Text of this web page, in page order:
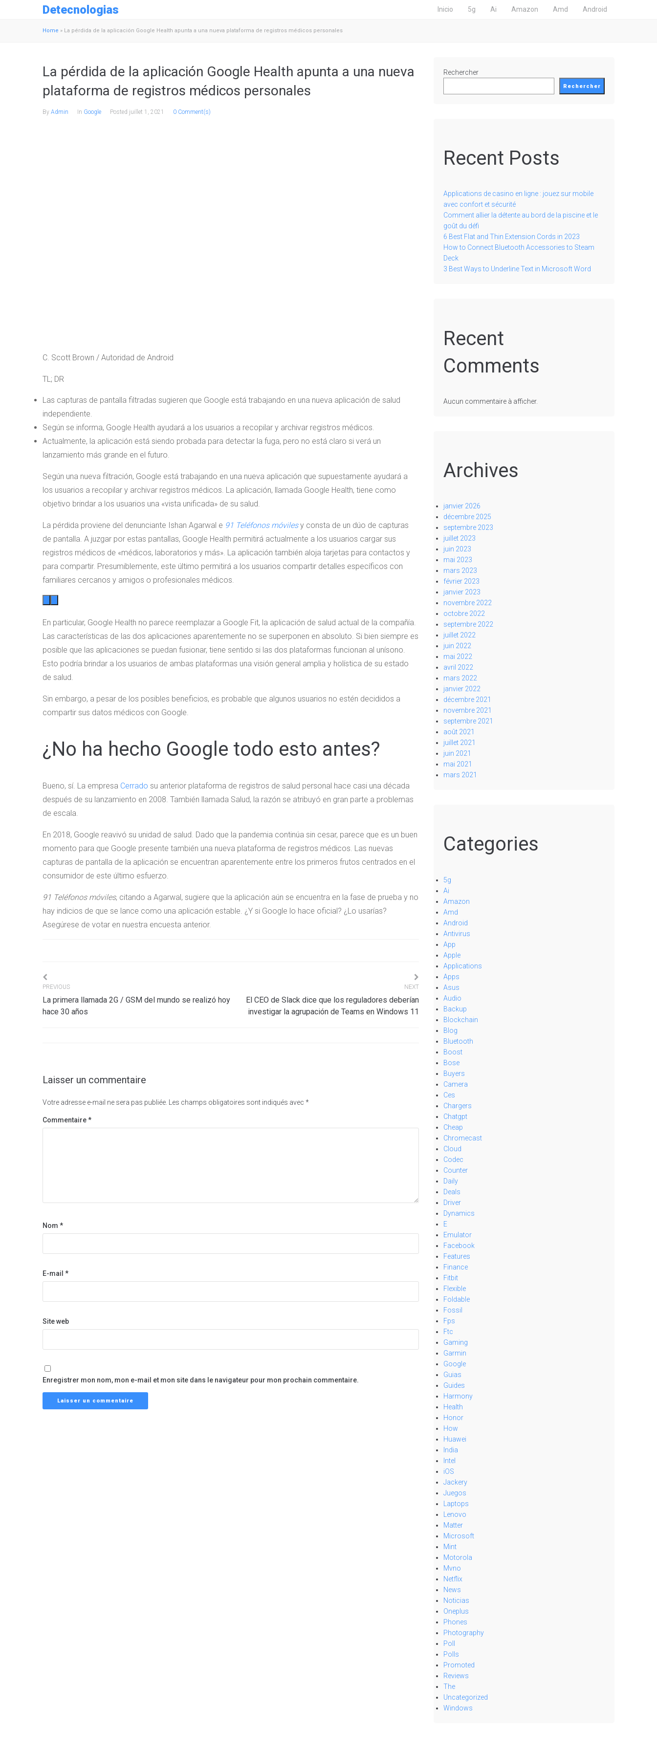
Detecnologias Inicio 5g Ai Amazon Amd Android
Home » La pérdida de la aplicación Google Health apunta a una nueva plataforma de registros médicos personales
La pérdida de la aplicación Google Health apunta a una nueva
plataforma de registros médicos personales
By Admin In Google Posted juillet 1, 2021 0 Comment(s)
C. Scott Brown / Autoridad de Android
TL; DR
Las capturas de pantalla filtradas sugieren que Google está trabajando en una nueva aplicación de salud
independiente.
Según se informa, Google Health ayudará a los usuarios a recopilar y archivar registros médicos.
Actualmente, la aplicación está siendo probada para detectar la fuga, pero no está claro si verá un
lanzamiento más grande en el futuro.
Según una nueva filtración, Google está trabajando en una nueva aplicación que supuestamente ayudará a
los usuarios a recopilar y archivar registros médicos. La aplicación, llamada Google Health, tiene como
objetivo brindar a los usuarios una «vista unificada» de su salud.
La pérdida proviene del denunciante Ishan Agarwal e 91 Teléfonos móvilesy consta de un dúo de capturas
de pantalla. A juzgar por estas pantallas, Google Health permitirá actualmente a los usuarios cargar sus
registros médicos de «médicos, laboratorios y más». La aplicación también aloja tarjetas para contactos y
para compartir. Presumiblemente, este último permitirá a los usuarios compartir detalles específicos con
familiares cercanos y amigos o profesionales médicos.
En particular, Google Health no parece reemplazar a Google Fit, la aplicación de salud actual de la compañía.
Las características de las dos aplicaciones aparentemente no se superponen en absoluto. Si bien siempre es
posible que las aplicaciones se puedan fusionar, tiene sentido si las dos plataformas funcionan al unísono.
Esto podría brindar a los usuarios de ambas plataformas una visión general amplia y holística de su estado
de salud.
Sin embargo, a pesar de los posibles beneficios, es probable que algunos usuarios no estén decididos a
compartir sus datos médicos con Google.
¿No ha hecho Google todo esto antes?
Bueno, sí. La empresa Cerrado su anterior plataforma de registros de salud personal hace casi una década
después de su lanzamiento en 2008. También llamada Salud, la razón se atribuyó en gran parte a problemas
de escala.
En 2018, Google reavivó su unidad de salud. Dado que la pandemia continúa sin cesar, parece que es un buen
momento para que Google presente también una nueva plataforma de registros médicos. Las nuevas
capturas de pantalla de la aplicación se encuentran aparentemente entre los primeros frutos centrados en el
consumidor de este último esfuerzo.
91 Teléfonos móviles, citando a Agarwal, sugiere que la aplicación aún se encuentra en la fase de prueba y no
hay indicios de que se lance como una aplicación estable. ¿Y si Google lo hace oficial? ¿Lo usarías?
Asegúrese de votar en nuestra encuesta anterior.
Navigation
de
PREVIOUS
La primera llamada 2G / GSM del mundo se realizó hoy
hace 30 años
NEXT
El CEO de Slack dice que los reguladores deberían
investigar la agrupación de Teams en Windows 11
Laisser un commentaire
Votre adresse e-mail ne sera pas publiée. Les champs obligatoires sont indiqués avec *
Commentaire*
Nom *
E-mail *
Site web
Enregistrer mon nom, mon e-mail et mon site dans le navigateur pour mon prochain commentaire.
Rechercher
Rechercher
Recent Posts
Applications de casino en ligne : jouez sur mobile
avec confort et sécurité
Comment allier la détente au bord de la piscine et le
goût du défi
6 Best Flat and Thin Extension Cords in 2023
How to Connect Bluetooth Accessories to Steam
Deck
3 Best Ways to Underline Text in Microsoft Word
Recent
Comments
Aucun commentaire à afficher.
Archives
janvier 2026
décembre 2025
septembre 2023
juillet 2023
juin 2023
mai 2023
mars 2023
février 2023
janvier 2023
novembre 2022
octobre 2022
septembre 2022
juillet 2022
juin 2022
mai 2022
avril 2022
mars 2022
janvier 2022
décembre 2021
novembre 2021
septembre 2021
août 2021
juillet 2021
juin 2021
mai 2021
mars 2021
Categories
5g
Ai
Amazon
Amd
Android
Antivirus
App
Apple
Applications
Apps
Asus
Audio
Backup
Blockchain
Blog
Bluetooth
Boost
Bose
Buyers
Camera
Ces
Chargers
Chatgpt
Cheap
Chromecast
Cloud
Codec
Counter
Daily
Deals
Driver
Dynamics
E
Emulator
Facebook
Features
Finance
Fitbit
Flexible
Foldable
Fossil
Fps
Ftc
Gaming
Garmin
Google
Guias
Guides
Harmony
Health
Honor
How
Huawei
India
Intel
iOS
Jackery
Juegos
Laptops
Lenovo
Matter
Microsoft
Mint
Motorola
Mvno
Netflix
News
Noticias
Oneplus
Phones
Photography
Poll
Polls
Promoted
Reviews
The
Uncategorized
Windows